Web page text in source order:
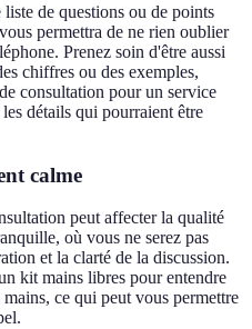
de questions ou de points
permettra de ne rien oublier
Prenez soin d'être aussi
chiffres ou des exemples,
consultation pour un service
détails qui pourraient être
calme
peut affecter la qualité
où vous ne serez pas
et la clarté de la discussion.
kit mains libres pour entendre
ce qui peut vous permettre